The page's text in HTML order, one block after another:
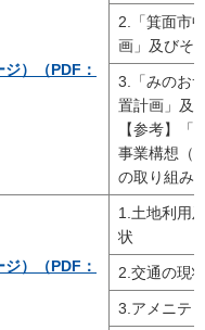
）（PDF：
2.「箕面市
画」及びそ
3.「みのお
置計画」及
【参考】「
事業構想（
の取り組み
）（PDF：
1.土地利用
状
2.交通の現
3.アメニテ